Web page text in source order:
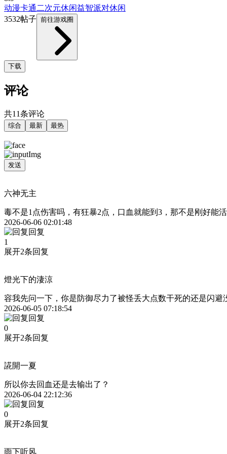
动漫卡通 二次元休闲益智派对休闲
3532帖子 前往游戏圈
下载
评论
共11条评论
综合 最新 最热
发送
六神无主
毒不是1点伤害吗，有狂暴2点，口血就能到3，那不是刚好能
2026-06-06 02:01:48
回复
1
展开2条回复
燈光下的淒涼
容我先问一下，你是防御尽力了被怪丢大点数干死的还是闪避
2026-06-05 07:18:54
回复
0
展开2条回复
誮開一夏
所以你去回血还是去输出了？
2026-06-04 22:12:36
回复
0
展开2条回复
雨下听风